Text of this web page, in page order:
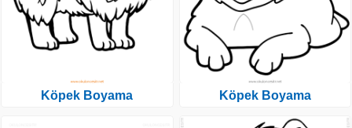
Köpek Boyama Köpek Boyama